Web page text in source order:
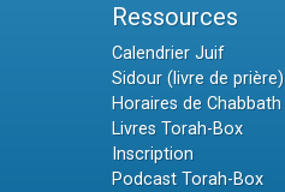
Ressources
Calendrier Juif
Sidour (livre de prière)
Horaires de Chabbath
Livres Torah-Box
Inscription
Podcast Torah-Box